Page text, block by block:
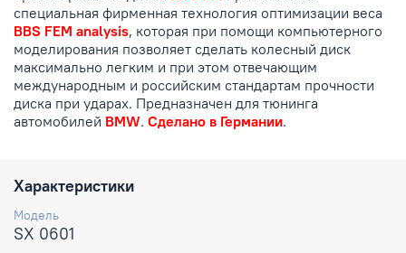
специальная фирменная технология оптимизации веса
BBS FEM analysis, которая при помощи компьютерного
моделирования позволяет сделать колесный диск
максимально легким и при этом отвечающим
международным и российским стандартам прочности
диска при ударах. Предназначен для тюнинга
автомобилей BMW. Сделано в Германии.
Характеристики
Модель
SX 0601